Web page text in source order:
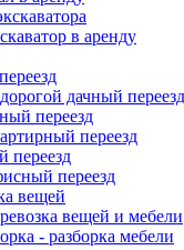
в аренду
дачный переезд
переезд
переезд
переезд
переезд
вещей
вещей и мебели
- разборка мебели